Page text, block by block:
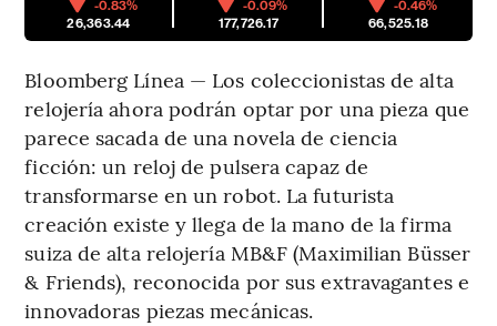
-0.83%
26,363.44
-0.09%
177,726.17
-0.46%
66,525.18
Bloomberg Línea — Los coleccionistas de alta
relojería ahora podrán optar por una pieza que
parece sacada de una novela de ciencia
ficción: un reloj de pulsera capaz de
transformarse en un robot. La futurista
creación existe y llega de la mano de la firma
suiza de alta relojería MB&F (Maximilian Büsser
& Friends), reconocida por sus extravagantes e
innovadoras piezas mecánicas.